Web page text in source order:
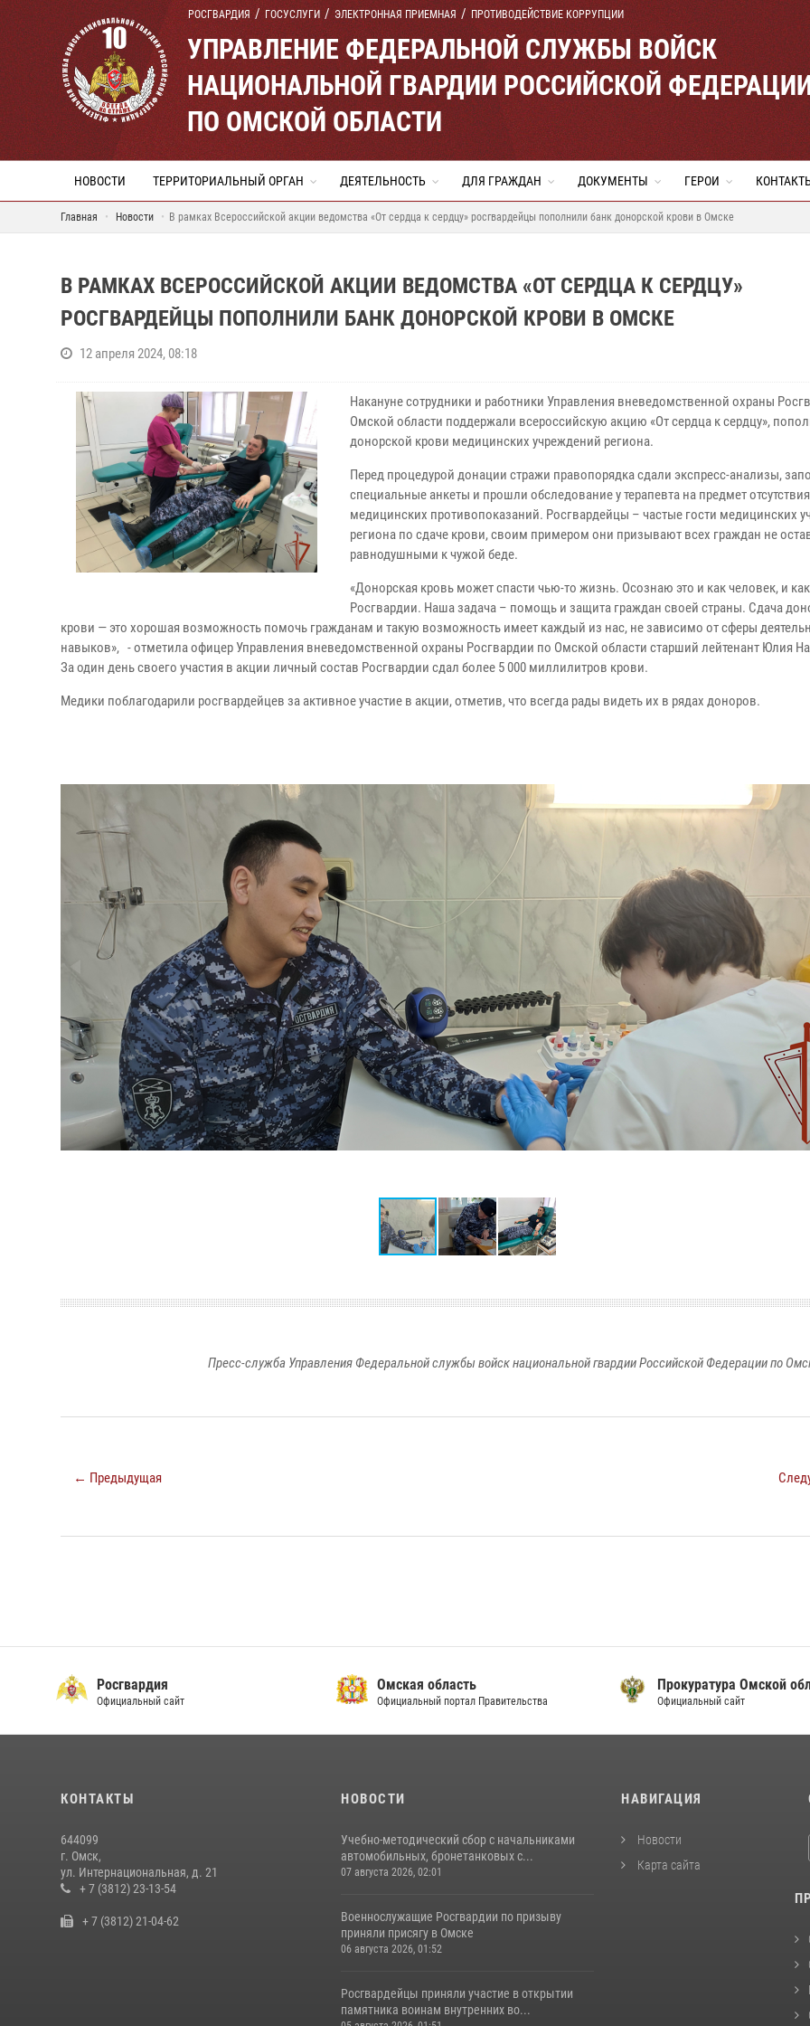
РОСГВАРДИЯ ГОСУСЛУГИ ЭЛЕКТРОННАЯ ПРИЕМНАЯ ПРОТИВОДЕЙСТВИЕ КОРРУПЦИИ
УПРАВЛЕНИЕ ФЕДЕРАЛЬНОЙ СЛУЖБЫ ВОЙСК
НАЦИОНАЛЬНОЙ ГВАРДИИ РОССИЙСКОЙ
ПО ОМСКОЙ ОБЛАСТИ
НОВОСТИ ТЕРРИТОРИАЛЬНЫЙ ОРГАН ДЕЯТЕЛЬНОСТЬ ДЛЯ ГРАЖДАН ДОКУМЕНТЫ ГЕРОИ
Главная Новости В рамках Всероссийской акции ведомства «От сердца к сердцу» росгвардейцы пополнили банк донорской крови в Омске
В РАМКАХ ВСЕРОССИЙСКОЙ АКЦИИ ВЕДОМСТВА «ОТ СЕРДЦА К СЕРДЦУ»
РОСГВАРДЕЙЦЫ ПОПОЛНИЛИ БАНК ДОНОРСКОЙ КРОВИ В ОМСКЕ
12 апреля 2024, 08:18
Накануне сотрудники и работники Управления вневедомственной охраны
Омской области поддержали всероссийскую акцию «От сердца к сердцу»,
донорской крови медицинских учреждений региона.
Перед процедурой донации стражи правопорядка сдали экспресс-анализы,
специальные анкеты и прошли обследование у терапевта на предмет отсутствия
медицинских противопоказаний. Росгвардейцы – частые гости медицинских
региона по сдаче крови, своим примером они призывают всех граждан не
равнодушными к чужой беде.
«Донорская кровь может спасти чью-то жизнь. Осознаю это и как человек, и
Росгвардии. Наша задача – помощь и защита граждан своей страны. Сдача
крови — это хорошая возможность помочь гражданам и такую возможность имеет каждый из нас, не зависимо от сферы
навыков», - отметила офицер Управления вневедомственной охраны Росгвардии по Омской области старший лейтенант Юлия
За один день своего участия в акции личный состав Росгвардии сдал более 5 000 миллилитров крови.
Медики поблагодарили росгвардейцев за активное участие в акции, отметив, что всегда рады видеть их в рядах доноров.
Пресс-служба Управления Федеральной службы войск национальной гвардии Российской Федерации по
← Предыдущая
Росгвардия
Официальный сайт
Омская область
Официальный портал Правительства
Прокуратура Омской
Официальный сайт
КОНТАКТЫ
644099
г. Омск,
ул. Интернациональная, д. 21
+ 7 (3812) 23-13-54
+ 7 (3812) 21-04-62
НОВОСТИ
Учебно-методический сбор с начальниками
автомобильных, бронетанковых с...
07 августа 2026, 02:01
Военнослужащие Росгвардии по призыву
приняли присягу в Омске
06 августа 2026, 01:52
Росгвардейцы приняли участие в открытии
памятника воинам внутренних во...
НАВИГАЦИЯ
Новости
Карта сайта